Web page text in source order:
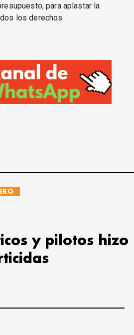
para aplastar la
los derechos
y pilotos hizo